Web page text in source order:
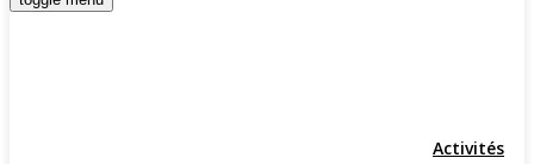
Activités